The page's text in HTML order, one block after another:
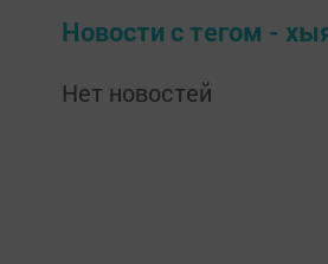
Новости с тегом -
Нет новостей